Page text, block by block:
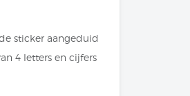
sticker aangeduid
4 letters en cijfers